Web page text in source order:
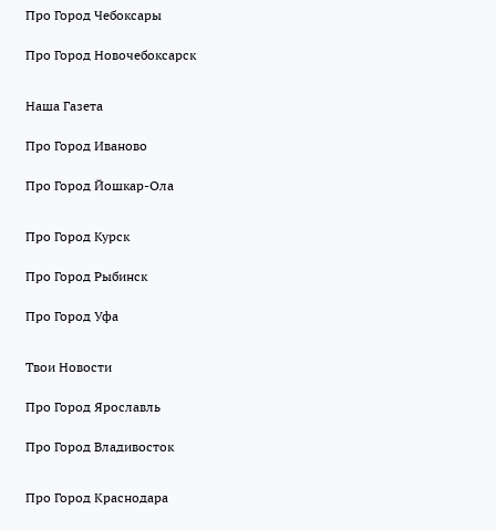
Про Город Чебоксары
Про Город Новочебоксарск
Наша Газета
Про Город Иваново
Про Город Йошкар-Ола
Про Город Курск
Про Город Рыбинск
Про Город Уфа
Твои Новости
Про Город Ярославль
Про Город Владивосток
Про Город Краснодара